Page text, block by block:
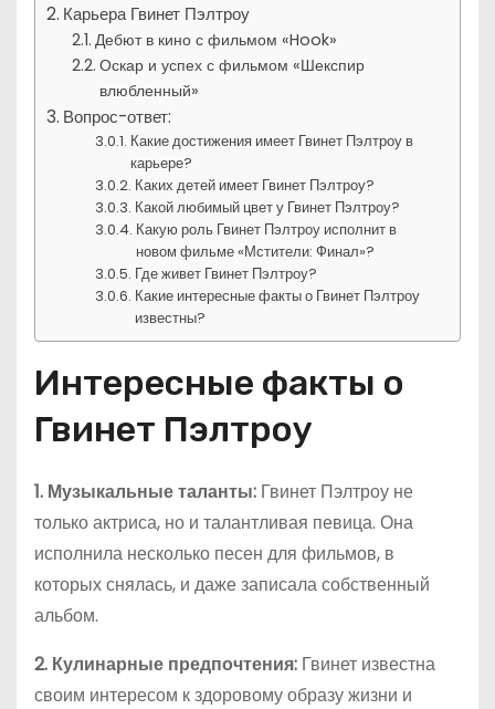
Карьера Гвинет Пэлтроу
Дебют в кино с фильмом «Hook»
Оскар и успех с фильмом «Шекспир
влюбленный»
Вопрос-ответ:
Какие достижения имеет Гвинет Пэлтроу в
карьере?
Каких детей имеет Гвинет Пэлтроу?
Какой любимый цвет у Гвинет Пэлтроу?
Какую роль Гвинет Пэлтроу исполнит в
новом фильме «Мстители: Финал»?
Где живет Гвинет Пэлтроу?
Какие интересные факты о Гвинет Пэлтроу
известны?
Интересные факты о
Гвинет Пэлтроу
1. Музыкальные таланты: Гвинет Пэлтроу не
только актриса, но и талантливая певица. Она
исполнила несколько песен для фильмов, в
которых снялась, и даже записала собственный
альбом.
2. Кулинарные предпочтения: Гвинет известна
своим интересом к здоровому образу жизни и